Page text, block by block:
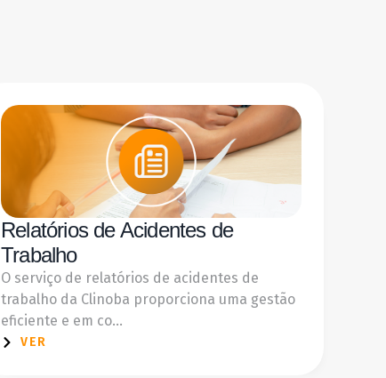
Relatórios de Acidentes de
Trabalho
O serviço de relatórios de acidentes de
trabalho da Clinoba proporciona uma gestão
eficiente e em co...
VER